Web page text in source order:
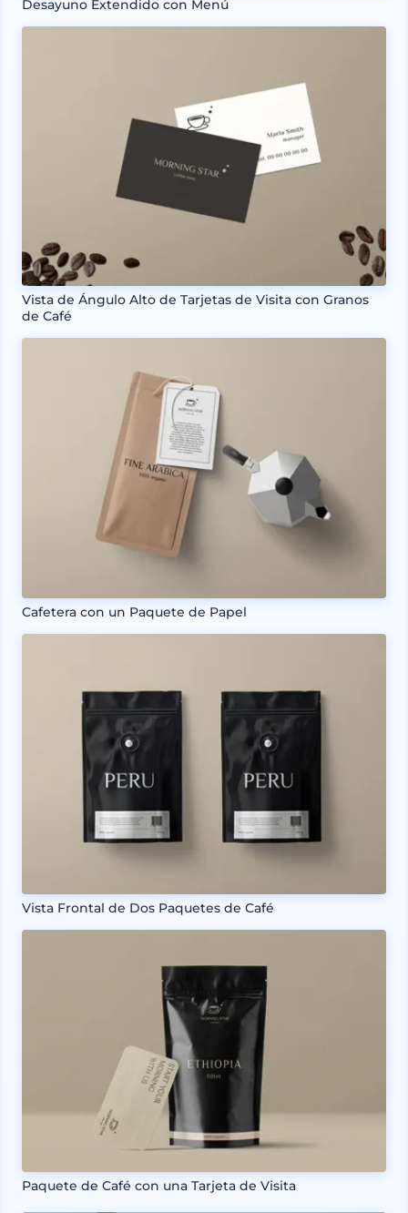
Desayuno Extendido con Menú
Vista de Ángulo Alto de Tarjetas de Visita con Granos
de Café
Cafetera con un Paquete de Papel
Vista Frontal de Dos Paquetes de Café
Paquete de Café con una Tarjeta de Visita